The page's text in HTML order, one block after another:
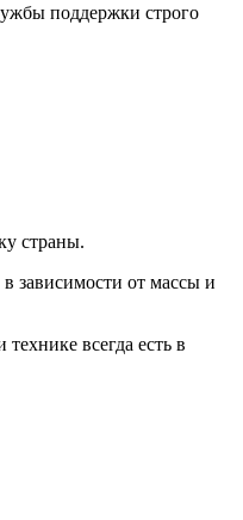
поддержки строго
страны.
зависимости от массы и
всегда есть в